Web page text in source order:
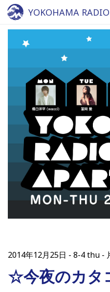
YOKOHAMA
yokohama 84.7
2014年12月25日 8-4 thu -
☆今夜のカタ